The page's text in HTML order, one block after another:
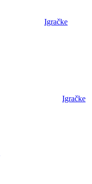
Igračke
Igračke